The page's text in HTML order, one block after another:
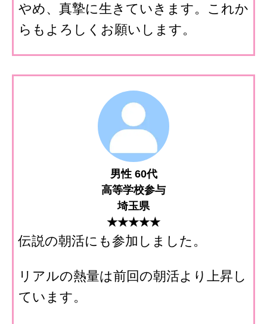
やめ、真摯に生きていきます。これか
らもよろしくお願いします。
男性 60代
高等学校参与
埼玉県
★★★★★
伝説の朝活にも参加しました。
リアルの熱量は前回の朝活より上昇し
ています。